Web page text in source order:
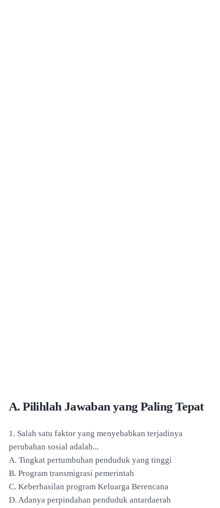
A. Pilihlah Jawaban yang Paling Tepat
1. Salah satu faktor yang menyebabkan terjadinya
perubahan sosial adalah...
A. Tingkat pertumbuhan penduduk yang tinggi
B. Program transmigrasi pemerintah
C. Keberhasilan program Keluarga Berencana
D. Adanya perpindahan penduduk antardaerah